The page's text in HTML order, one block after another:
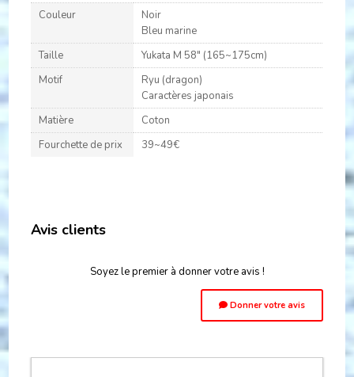
Couleur
Noir
Bleu marine
Taille
Yukata M 58" (165~175cm)
Motif
Ryu (dragon)
Caractères japonais
Matière
Coton
Fourchette de prix
39~49€
Avis clients
Soyez le premier à donner votre avis !
Donner votre avis